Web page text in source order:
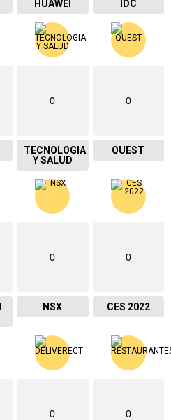
HUAWEI IDC
0
TECNOLOGIA
Y SALUD
0
QUEST
0
NSX
0
CES 2022
0 0